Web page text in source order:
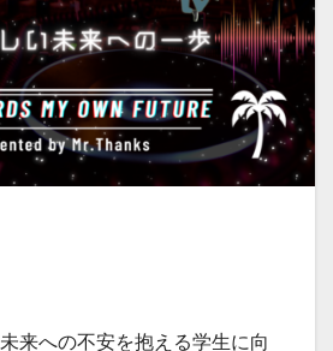
未来への不安を抱える学生に向